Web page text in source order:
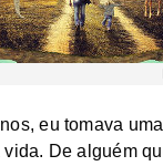
eu tomava
De alguém